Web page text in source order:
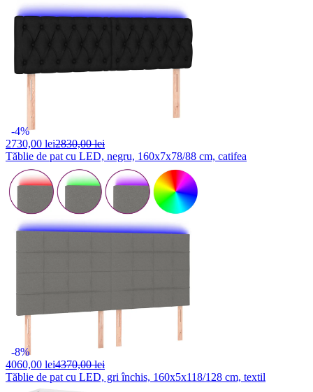
-4%
2730,00 lei2830,00 lei
Tăblie de pat cu LED, negru, 160x7x78/88 cm, catifea
-8%
4060,00 lei4370,00 lei
Tăblie de pat cu LED, gri închis, 160x5x118/128 cm, textil